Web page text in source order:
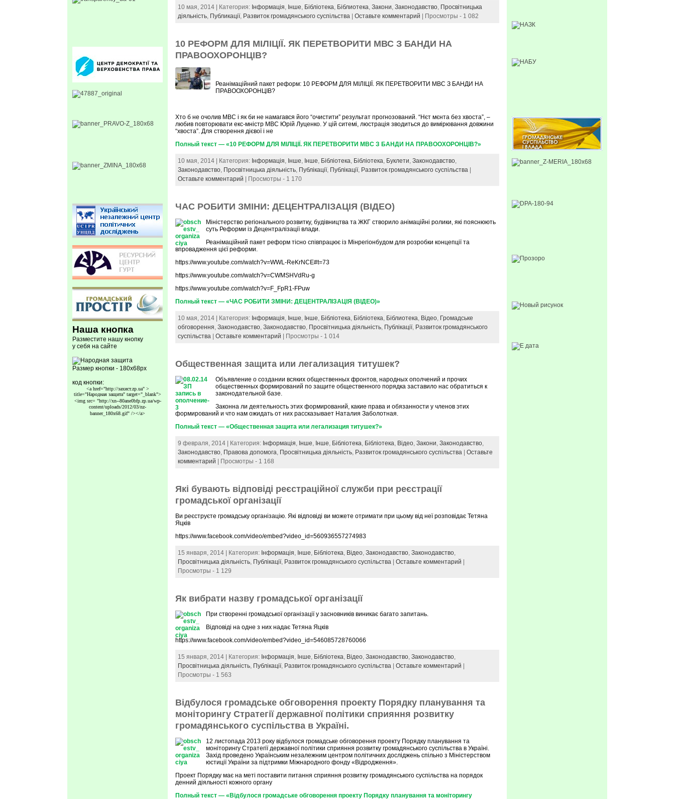
Наша кнопка
Разместите нашу кнопку
у себя на сайте
Размер кнопки - 180x68px
код кнопки:
<a href="http://захист.zp.ua" >
title="Народная защита" target="_blank">
<img src= "http://xn--80ane0bfp.zp.ua/wp-
content/uploads/2012/03/nz-
banner_180x68.gif" /></a>
10 мая, 2014 | Категория: Інформація, Інше, Бібліотека, Біблиотека,Закони,Законодавство, Просвітницька
діяльність, Публикації, Развиток громадянського суспільства |Оставьте комментарий | Просмотры - 1 082
10 РЕФОРМ ДЛЯ МІЛІЦІЇ. ЯК ПЕРЕТВОРИТИ МВС З БАНДИ НА
ПРАВООХОРОНЦІВ?
Реанімаційний пакет реформ: 10 РЕФОРМ ДЛЯ МІЛІЦІЇ. ЯК ПЕРЕТВОРИТИ МВС З БАНДИ НА
ПРАВООХОРОНЦІВ?
Хто б не очолив МВС і як би не намагався його “очистити” результат прогнозований. “Нєт мєнта без хвоста”, –
любив повторювати екс-мністр МВС Юрій Луценко. У цій ситемі, люстрація зводиться до вимірювання довжини
“хвоста”. Для створення дієвої і не
Полный текст — «10 РЕФОРМ ДЛЯ МІЛІЦІЇ. ЯК ПЕРЕТВОРИТИ МВС З БАНДИ НА ПРАВООХОРОНЦІВ?»
10 мая, 2014 | Категория: Інформація, Інше, Інше, Бібліотека, Бібліотека, Буклети,Законодавство,
Законодавство, Просвітницька діяльність, Публікації, Публікації, Развиток громадянського суспільства
Оставьте комментарий
| Просмотры - 1 170
ЧАС РОБИТИ ЗМІНИ: ДЕЦЕНТРАЛІЗАЦІЯ (ВІДЕО)
Міністерство регіонального розвитку, будівництва та ЖКГ створило анімаційні ролики, які пояснюють
суть Реформи із Децентралізації влади.
Реанімаційний пакет реформ тісно співпрацює із Мінрегіонбудом для розробки концепції та
впровадження цієї реформи.
https://www.youtube.com/watch?v=WWL-ReKrNCE#t=73
https://www.youtube.com/watch?v=CWMSHVdRu-g
https://www.youtube.com/watch?v=F_FpR1-FPuw
Полный текст — «ЧАС РОБИТИ ЗМІНИ: ДЕЦЕНТРАЛІЗАЦІЯ (ВІДЕО)»
10 мая, 2014 | Категория: Інформація, Інше, Інше, Бібліотека, Бібліотека, Біблиотека, Відео, Громадське
обговорення,Законодавство,Законодавство, Просвітницька діяльність, Публікації, Развиток громадянського
суспільства |Оставьте комментарий | Просмотры - 1 014
Общественная защита или легализация титушек?
Объявление о создании всяких общественных фронтов, народных ополчений и прочих
общественных формирований по защите общественного порядка заставило нас обратиться к
законодательной базе.
Законна ли деятельность этих формирований, какие права и обязанности у членов этих
формирований и что нам ожидать от них рассказывает Наталия Заболотная.
Полный текст — «Общественная защита или легализация титушек?»
9 февраля, 2014 | Категория: Інформація, Інше, Інше, Бібліотека, Бібліотека, Відео,Закони,Законодавство,
Законодавство, Правова допомога, Просвітницька діяльність, Развиток громадянського суспільства |Оставьте
комментарий
| Просмотры - 1 168
Які бувають відповіді реєстраційної служби при реєстрації
громадської організації
Ви реєструєте громадську організацію. Які відповіді ви можете отримати при цьому від неї розповідає Тетяна
Яцків
https://www.facebook.com/video/embed?video_id=560936557274983
15 января, 2014 | Категория: Інформація, Інше, Бібліотека, Відео,Законодавство,Законодавство,
Просвітницька діяльність, Публікації, Развиток громадянського суспільства |Оставьте комментарий
Просмотры - 1 129
Як вибрати назву громадської організації
При створенні громадської організації у засновників виникає багато запитань.
Відповіді на одне з них надає Тетяна Яцків
https://www.facebook.com/video/embed?video_id=546085728760066
15 января, 2014 | Категория: Інформація, Інше, Бібліотека, Відео,Законодавство,Законодавство,
Просвітницька діяльність, Публікації, Развиток громадянського суспільства |Оставьте комментарий
Просмотры - 1 563
Відбулося громадське обговорення проекту Порядку планування та
моніторингу Стратегії державної політики сприяння розвитку
громадянського суспільства в Україні.
12 листопада 2013 року відбулося громадське обговорення проекту Порядку планування та
моніторингу Стратегії державної політики сприяння розвитку громадянського суспільства в Україні.
Захід проведено Українським незалежним центром політичних досліджень спільно з Міністерством
юстиції України за підтримки Міжнародного фонду «Відродження».
Проект Порядку має на меті поставити питання сприяння розвитку громадянського суспільства на порядок
денний діяльності кожного органу
Полный текст — «Відбулося громадське обговорення проекту Порядку планування та моніторингу